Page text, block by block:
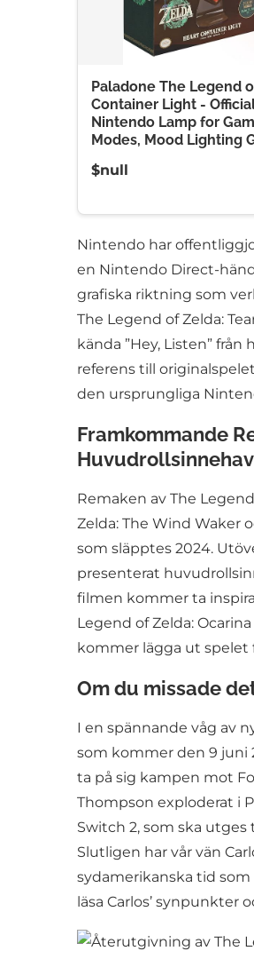
Paladone The Legend
Container Light -
Nintendo Lamp for
Modes, Mood Lighting
$null
Nintendo har
en Nintendo Direct-
grafiska riktning som
The Legend of Zelda:
kända ”Hey, Listen”
referens till
den ursprungliga
Framkommande
Remaken av The
Zelda: The Wind Waker
som släpptes 2024.
presenterat
filmen kommer ta
Legend of Zelda:
kommer lägga ut spelet
Om du missade
I en spännande våg av
som kommer den 9 juni
ta på sig kampen mot
Thompson exploderat i
Switch 2, som ska
Slutligen har vår vän
sydamerikanska tid
läsa Carlos’ synpunkter